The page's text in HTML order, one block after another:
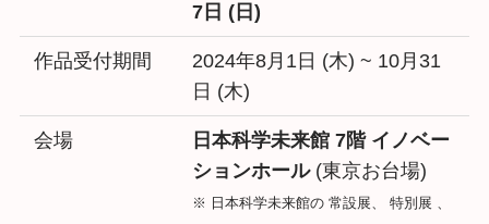
7日 (日)
作品受付期間
2024年8月1日 (木) ~ 10月31
日 (木)
会場
日本科学未来館 7階 イノベー
ションホール(東京お台場)
※ 日本科学未来館の 常設展、 特別展 、